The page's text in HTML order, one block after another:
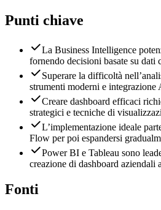
Punti chiave
La Business Intelligence
fornendo decisioni basate su dati
Superare la difficoltà
strumenti moderni e integrazione
Creare dashboard efficaci
strategici e tecniche di
L’implementazione ideale
Flow per poi espandersi
Power BI e Tableau sono
creazione di dashboard aziendali
Fonti